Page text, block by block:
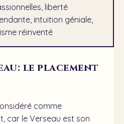
liberté
intuition géniale,
réinventé
le placement
comme
car le Verseau est son